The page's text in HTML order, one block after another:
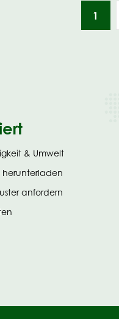
1
& Umwelt
herunterladen(opens
new
anfordern